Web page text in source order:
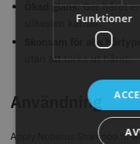
Ökad glans:Ger håret
silkeslen känsla.
Skonsam för alla
utan att torka ut håret.
Användning
Apply Noberus Shampoo to
STORSÄLJARE
WAHL - Legend Cordless
Funktioner